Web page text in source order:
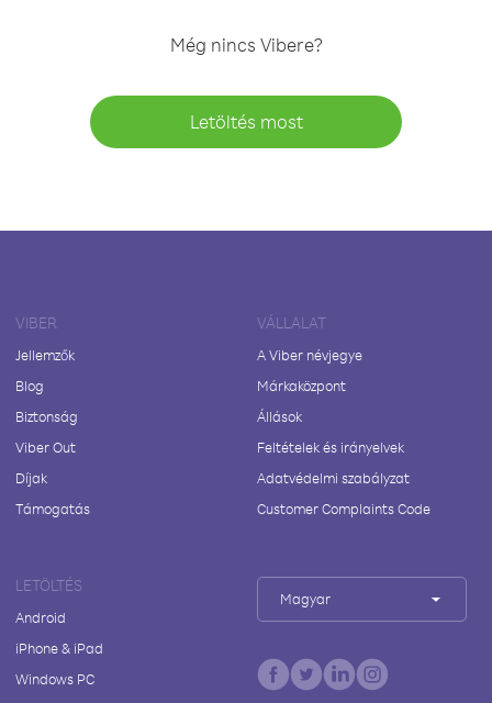
Még nincs Vibere?
Letöltés most
VIBER
Jellemzők
Blog
Biztonság
Viber Out
Díjak
Támogatás
VÁLLALAT
A Viber névjegye
Márkaközpont
Állások
Feltételek és irányelvek
Adatvédelmi szabályzat
Customer Complaints Code
LETÖLTÉS
Android
iPhone & iPad
Windows PC
Magyar